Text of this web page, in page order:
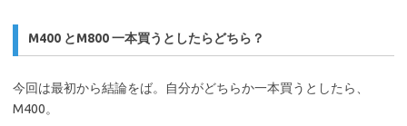
M400 とM800 一本買うとしたらどちら？
今回は最初から結論をば。自分がどちらか一本買うとしたら、
M400。